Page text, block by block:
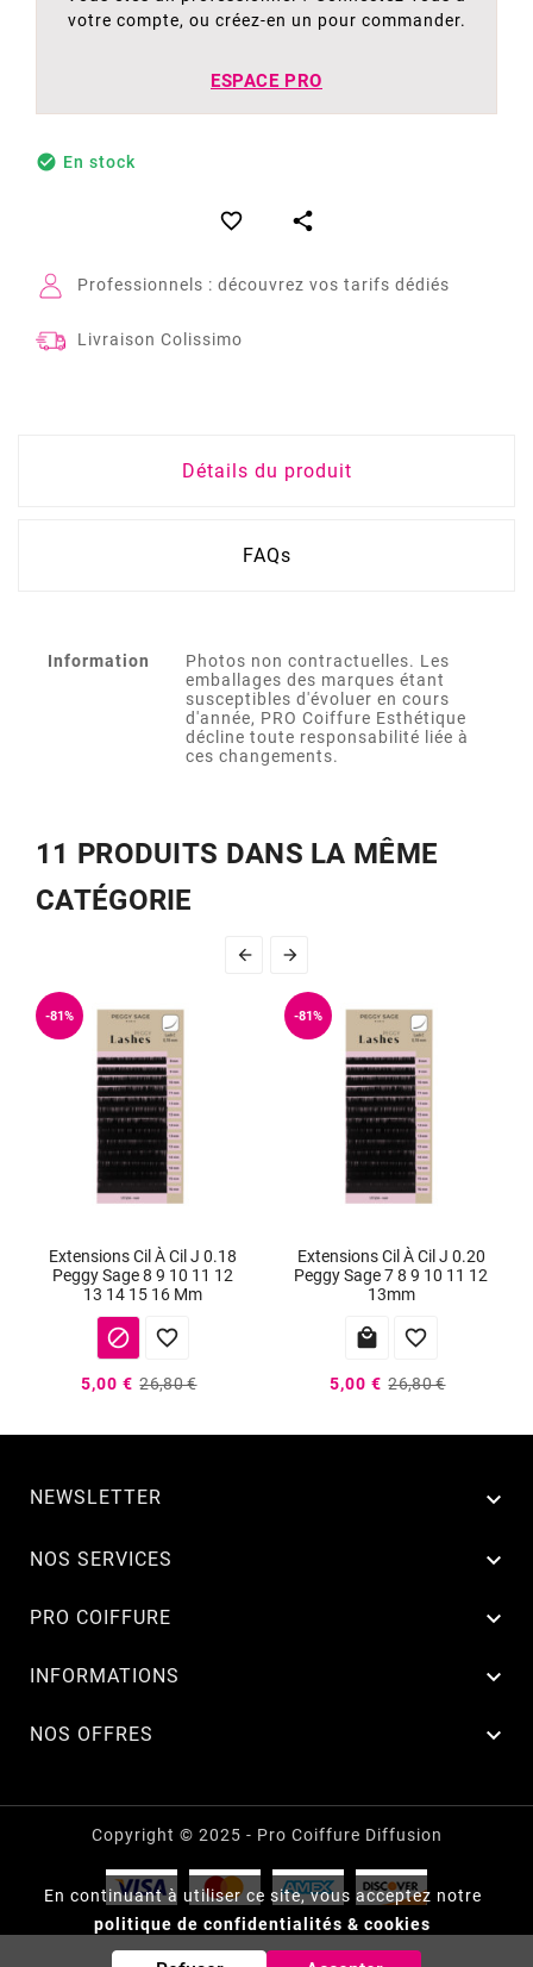
En continuant à utiliser ce site, vous acceptez notre
politique de confidentialités & cookies
votre compte, ou créez-en un pour commander.
ESPACE PRO
 En stock
 
Professionnels : découvrez vos tarifs dédiés
Livraison Colissimo
Détails du produit
FAQs
Information
Photos non contractuelles. Les
emballages des marques étant
susceptibles d'évoluer en cours
d'année, PRO Coiffure Esthétique
décline toute responsabilité liée à
ces changements.
11 PRODUITS DANS LA MÊME
CATÉGORIE
 
-81%
Extensions Cil À Cil J 0.18
Peggy Sage 8 9 10 11 12
13 14 15 16 Mm
 
5,00 € 26,80 €
-81%
Extensions Cil À Cil J 0.20
Peggy Sage 7 8 9 10 11 12
13mm
 
5,00 € 26,80 €
NEWSLETTER 
NOS SERVICES 
PRO COIFFURE 
INFORMATIONS 
NOS OFFRES 
Copyright © 2025 - Pro Coiffure Diffusion